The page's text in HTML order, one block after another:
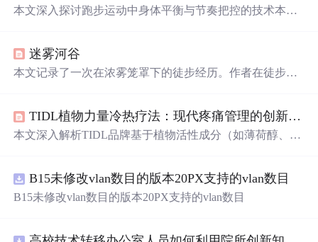
本文深入探讨跑步运动中身体平衡与节奏把控的技术本质
协调，并指出二者互为因果、构成高效奔跑的动态闭环。
强调通过单腿训练、核心强化、呼吸计数等方法进行刻意
迷雾河谷
本文记录了一次在浓雾笼罩下的徒步经历。作者在徒步过
区的陈旧建筑到河谷中的各种活动，最后通过熟悉的地标
确认了自己的位置。
TIDL植物力量冷热疗法：现代疼痛管理的创新解决方案
本文深入解析TIDL品牌基于植物活性成分（如薄荷醇、辣
靶向调控（TRPM8/TRPV1）、局部神经信号干预（钠通
道阻断）及配方协同增效原理，涵盖急性期冷疗消炎、慢
B15未修改vlan数目的版本20PX支持的vlan数目
B15未修改vlan数目的版本20PX支持的vlan数目